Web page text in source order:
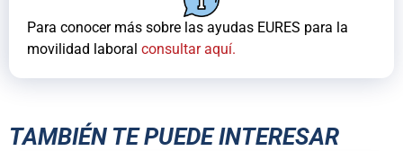
Para conocer más sobre las ayudas EURES para la
movilidad laboral consultar aquí.
TAMBIÉN TE PUEDE INTERESAR